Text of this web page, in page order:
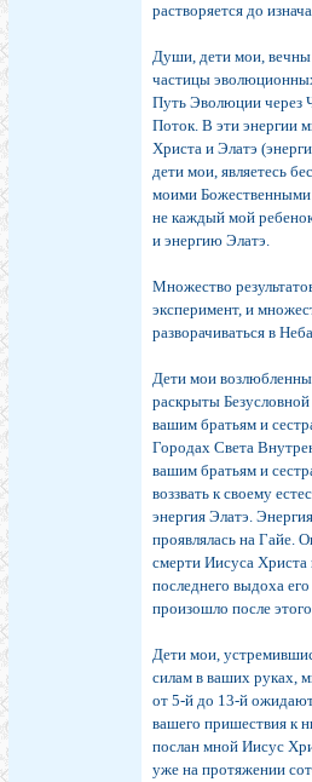
растворяется до
Души, дети мои, вечны
частицы
Путь Эволюции через
Поток. В эти энергии
Христа и Элатэ
дети мои, являетесь
моими
не каждый мой
и энергию Элатэ.
Множество
эксперимент, и
разворачиваться в
Дети мои
раскрыты
вашим братьям и
Городах Света
вашим братьям и
воззвать к своему
энергия Элатэ.
проявлялась на Гайе.
смерти Иисуса Христа
последнего выдоха
произошло после
Дети мои,
силам в ваших руках,
от 5-й до 13-й
вашего пришествия к
послан мной Иисус
уже на протяжении